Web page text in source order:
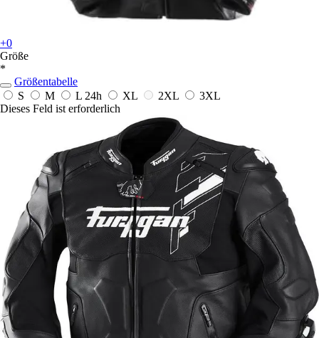
+0
Größe
*
Größentabelle
S
M L 24h XL 2XL
3XL
Dieses Feld ist erforderlich